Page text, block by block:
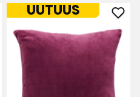
UUTUUS
Fia